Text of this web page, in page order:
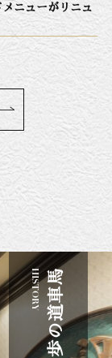
ニューがリニュ
馬
車
道
の
歩
HISTORY